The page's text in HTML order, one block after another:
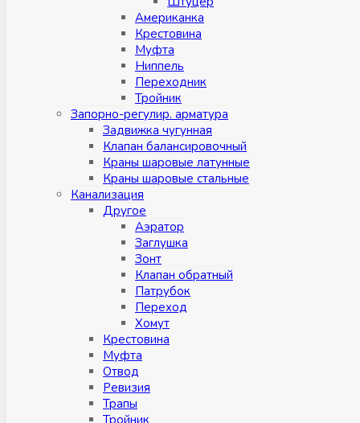
Американка
Крестовина
Муфта
Ниппель
Переходник
Тройник
Запорно-регулир. арматура
Задвижка чугунная
Клапан балансировочный
Краны шаровые латунные
Краны шаровые стальные
Канализация
Другое
Аэратор
Заглушкa
Зонт
Клапан обратный
Патрубок
Переход
Хомут
Крестовина
Муфтa
Отвод
Ревизия
Трапы
Тройник